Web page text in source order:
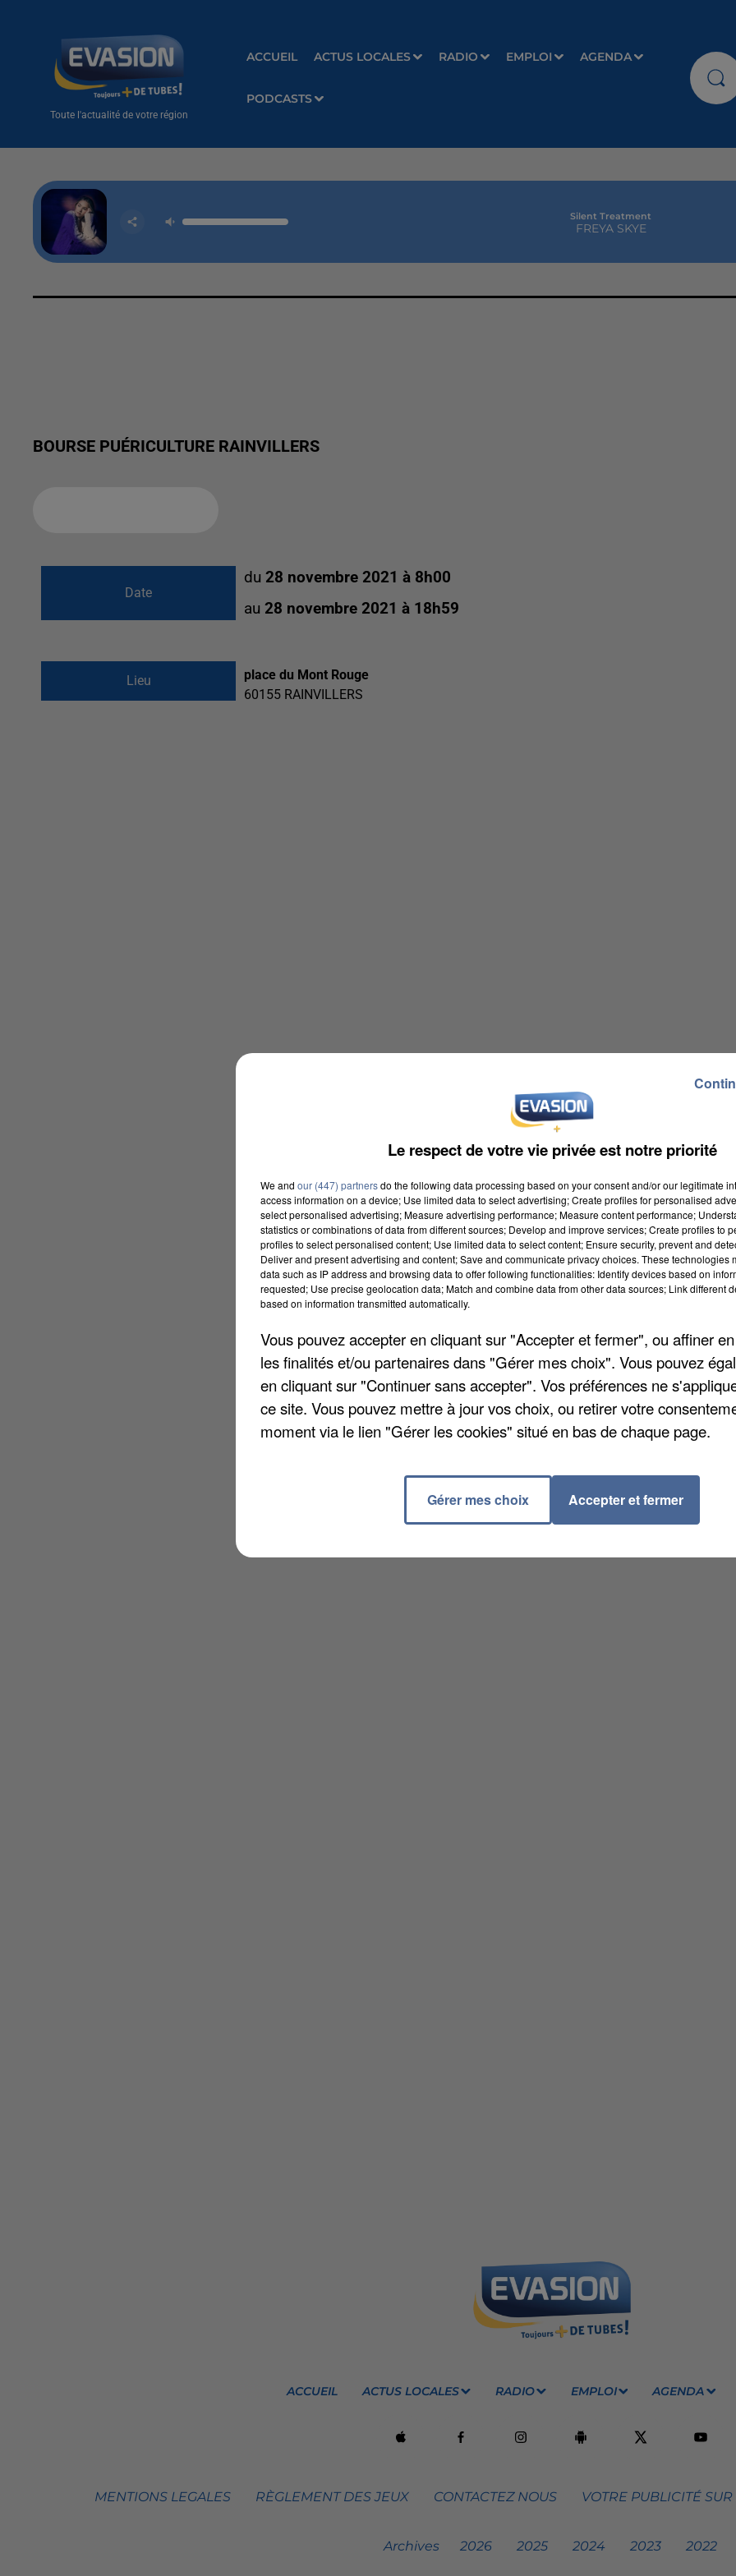
Toute l'actualité de votre région
ACCUEIL ACTUS LOCALES RADIO EMPLOI AGENDA
PODCASTS
Silent Treatment
FREYA SKYE
BOURSE PUÉRICULTURE RAINVILLERS
Date
du28 novembre 2021 à 8h00
au28 novembre 2021 à 18h59
Lieu
place du Mont Rouge
60155 RAINVILLERS
ACCUEIL ACTUS LOCALES RADIO EMPLOI AGENDA
MENTIONS LEGALES RÈGLEMENT DES JEUX CONTACTEZ NOUS VOTRE PUBLICITÉ
Archives 2026 2025 2024 2023 2022
Le respect de votre vie privée est notre priorité
We and our (447) partnersdo the following data processing based on your consent and/or our legitimate
access information on a device; Use limited data to select advertising; Create profiles for personalised
select personalised advertising; Measure advertising performance; Measure content performance;
statistics or combinations of data from different sources; Develop and improve services; Create profiles to
profiles to select personalised content; Use limited data to select content; Ensure security, prevent and
Deliver and present advertising and content; Save and communicate privacy choices. These technologies
data such as IP address and browsing data to offer following functionalities: Identify devices based on
requested; Use precise geolocation data; Match and combine data from other data sources; Link different
based on information transmitted automatically.
Vous pouvez accepter en cliquant sur "Accepter et fermer", ou affiner
les finalités et/ou partenaires dans "Gérer mes choix". Vous pouvez
en cliquant sur "Continuer sans accepter". Vos préférences ne
ce site. Vous pouvez mettre à jour vos choix, ou retirer votre
moment via le lien "Gérer les cookies" situé en bas de chaque page.
Gérer mes choix Accepter et fermer